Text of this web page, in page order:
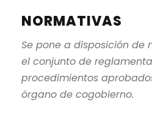
NORMATIVAS
Se pone a disposición de
el conjunto de
procedimientos
órgano de cogobierno.